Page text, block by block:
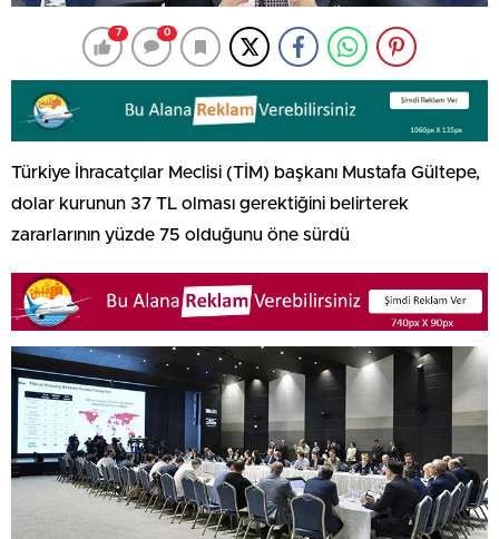
7 0
Türkiye İhracatçılar Meclisi (TİM) başkanı Mustafa Gültepe,
dolar kurunun 37 TL olması gerektiğini belirterek
zararlarının yüzde 75 olduğunu öne sürdü